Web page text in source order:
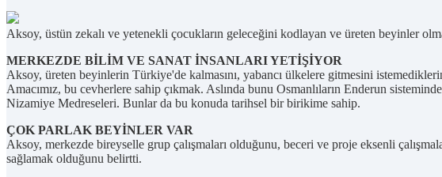
Aksoy, üstün zekalı ve yetenekli çocukların geleceğini kodlayan ve üreten beyinler
MERKEZDE BİLİM VE SANAT İNSANLARI YETİŞİYOR
Aksoy, üreten beyinlerin Türkiye'de kalmasını, yabancı ülkelere gitmesini
Amacımız, bu cevherlere sahip çıkmak. Aslında bunu Osmanlıların Enderun
Nizamiye Medreseleri. Bunlar da bu konuda tarihsel bir birikime sahip.
ÇOK PARLAK BEYİNLER VAR
Aksoy, merkezde bireyselle grup çalışmaları olduğunu, beceri ve proje eksenli
sağlamak olduğunu belirtti.